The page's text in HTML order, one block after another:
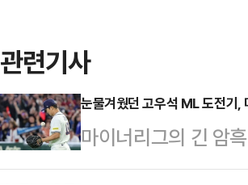
관련기사
눈물겨웠던 고우석 ML 도전기,
마이너리그의 긴 암
드 입성이 마침내 눈